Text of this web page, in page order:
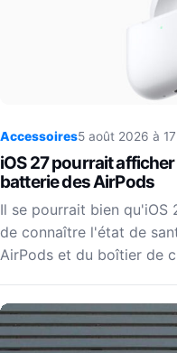
Accessoires5 août 2026 à
iOS 27 pourrait afficher
batterie des AirPods
Il se pourrait bien qu'iOS
de connaître l'état de
AirPods et du boîtier de